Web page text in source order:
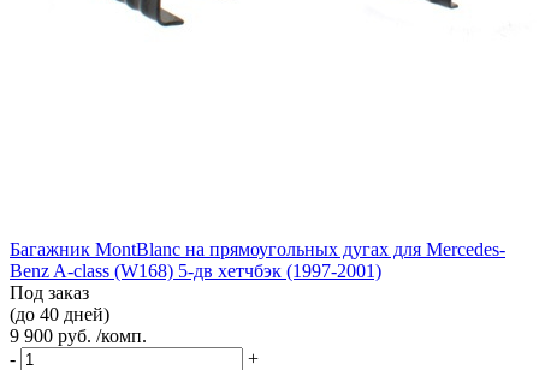
Багажник MontBlanc на прямоугольных дугах для Mercedes-
Benz A-class (W168) 5-дв хетчбэк (1997-2001)
Под заказ
(до 40 дней)
9 900 руб. /комп.
-
+